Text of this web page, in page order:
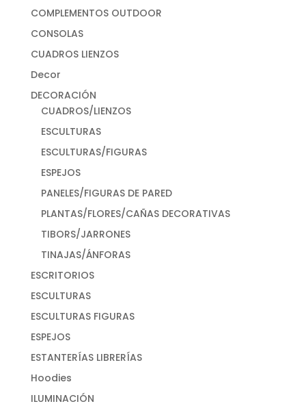
COMPLEMENTOS OUTDOOR
CONSOLAS
CUADROS LIENZOS
Decor
DECORACIÓN
CUADROS/LIENZOS
ESCULTURAS
ESCULTURAS/FIGURAS
ESPEJOS
PANELES/FIGURAS DE PARED
PLANTAS/FLORES/CAÑAS DECORATIVAS
TIBORS/JARRONES
TINAJAS/ÁNFORAS
ESCRITORIOS
ESCULTURAS
ESCULTURAS FIGURAS
ESPEJOS
ESTANTERÍAS LIBRERÍAS
Hoodies
ILUMINACIÓN